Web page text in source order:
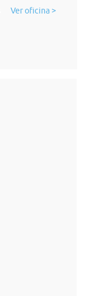
Ver oficina >